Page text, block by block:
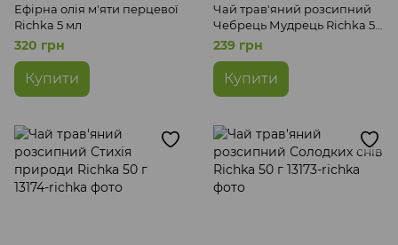
Ефірна олія м'яти перцевої
Richka 5 мл
320 грн
Купити
Чай трав'яний розсипний
Чебрець Мудрець Richka 50
г
239 грн
Купити